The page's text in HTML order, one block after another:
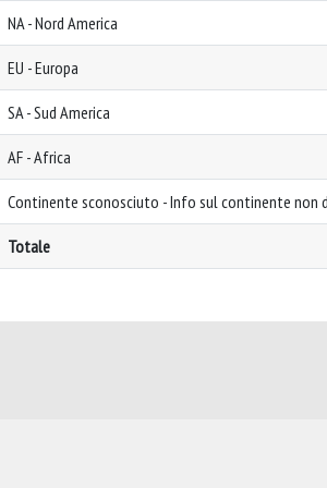
NA - Nord America
EU - Europa
SA - Sud America
AF - Africa
Continente sconosciuto - Info sul continente non
Totale